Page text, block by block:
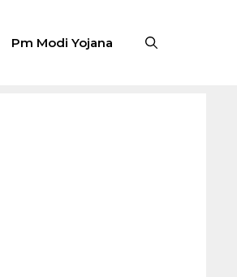
Pm Modi Yojana